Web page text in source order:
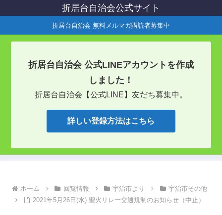
折居台自治会公式サイト
折居台自治会 無料メルマガ購読者募集中
折居台自治会 公式LINEアカウントを作成
しました！
折居台自治会【公式LINE】友だち募集中。
詳しい登録方法はこちら
ホーム 回覧情報 宇治市より
宇治市その他
2021年5月26日(水) 聖火リレー交通規制のお知らせ（中止）